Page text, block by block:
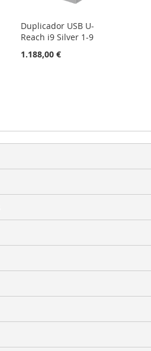
Duplicador USB U-
Reach i9 Silver 1-9
1.188,00 €